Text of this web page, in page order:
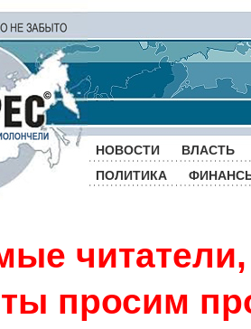
НОВОСТИ
ВЛАСТЬ
ПОЛИТИКА
просим